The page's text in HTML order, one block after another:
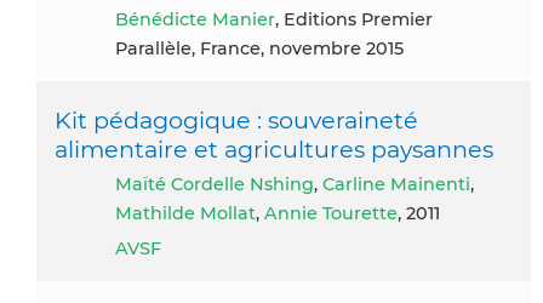
Bénédicte Manier, Editions Premier
Parallèle, France, novembre 2015
Kit pédagogique : souveraineté
alimentaire et agricultures paysannes
Maïté Cordelle Nshing, Carline Mainenti,
Mathilde Mollat, Annie Tourette, 2011
AVSF